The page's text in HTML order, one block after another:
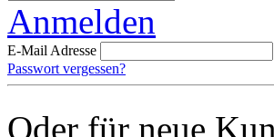
Anmelden
E-Mail Adresse
Passwort vergessen?
Oder für neue